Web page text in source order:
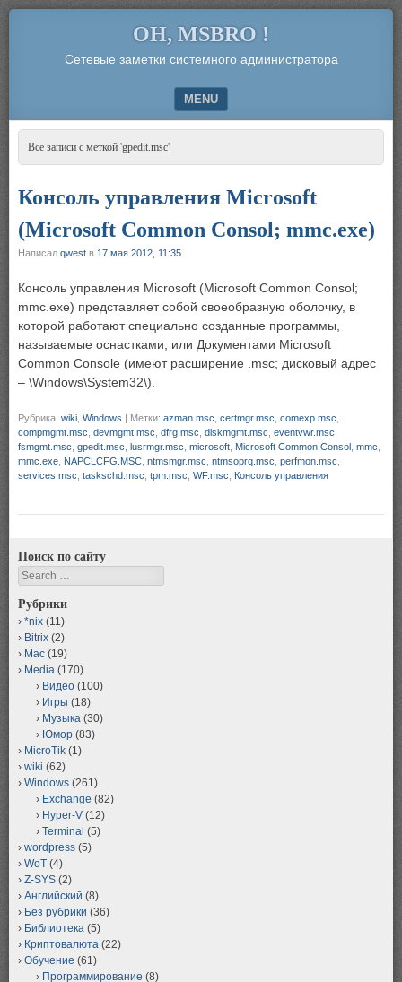
OH, MSBRO !
Сетевые заметки системного администратора
MENU
SKIP TO CONTENT
Все записи с меткой 'gpedit.msc'
Консоль управления Microsoft
(Microsoft Common Consol; mmc.exe)
Написал qwest в 17 мая 2012, 11:35
Консоль управления Microsoft (Microsoft Common Consol;
mmc.exe) представляет собой своеобразную оболочку, в
которой работают специально созданные программы,
называемые оснастками, или Документами Microsoft
Common Console (имеют расширение .msc; дисковый адрес
– \Windows\System32\).
Рубрика: wiki Windows | Метки: azman.msc certmgr.msc comexp.msc
compmgmt.msc devmgmt.msc dfrg.msc diskmgmt.msc eventvwr.msc
fsmgmt.msc gpedit.msc lusrmgr.msc microsoft Microsoft Common Consol mmc
mmc.exe NAPCLCFG.MSC ntmsmgr.msc ntmsoprq.msc perfmon.msc
services.msc taskschd.msc tpm.msc WF.msc Консоль управления
Поиск по сайту
Search
Рубрики
*nix (11)
Bitrix (2)
Mac (19)
Media (170)
Видео (100)
Игры (18)
Музыка (30)
Юмор (83)
MicroTik (1)
wiki (62)
Windows (261)
Exchange (82)
Hyper-V (12)
Terminal (5)
wordpress (5)
WoT (4)
Z-SYS (2)
Английский (8)
Без рубрики (36)
Библиотека (5)
Криптовалюта (22)
Обучение (61)
Программирование (8)